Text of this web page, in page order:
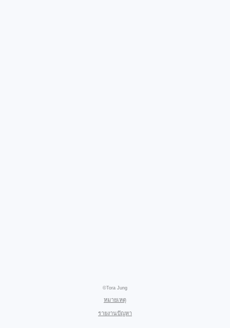
©Tora Jung
หมายเหตุ
รายงานปัญหา